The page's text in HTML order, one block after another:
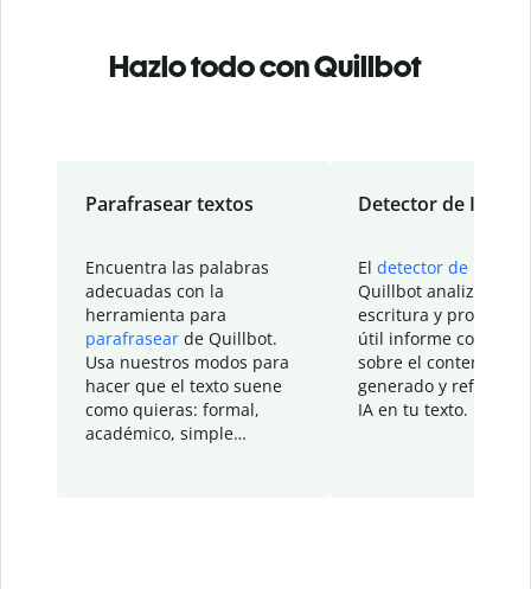
Hazlo todo con Quillbot
Parafrasear textos
Encuentra las palabras
adecuadas con la
herramienta para
parafrasear de Quillbot.
Usa nuestros modos para
hacer que el texto suene
como quieras: formal,
académico, simple…
Detector de IA
El detector de IA
Quillbot analiza tu
escritura y
útil informe con
sobre el contenido
generado y refinado
IA en tu texto.